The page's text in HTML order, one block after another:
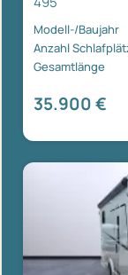
Modell-/Baujahr
Anzahl
Gesamtlänge
35.900 €